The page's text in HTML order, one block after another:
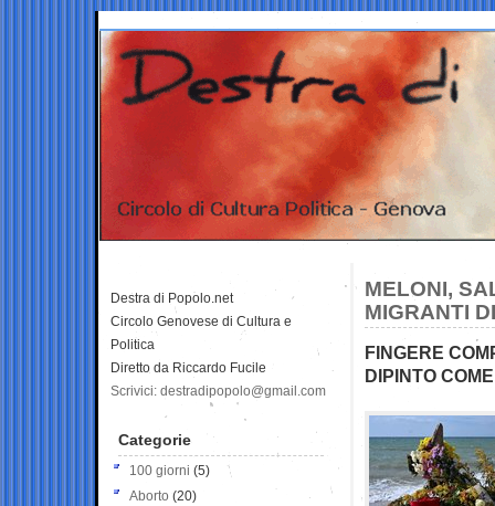
MELONI,
MIGRANTI
FINGERE
DIPINTO
Destra di Popolo.net
Circolo Genovese di Cultura e
Politica
Diretto da Riccardo Fucile
Scrivici: destradipopolo@gmail.com
Categorie
100 giorni (5)
Aborto (20)